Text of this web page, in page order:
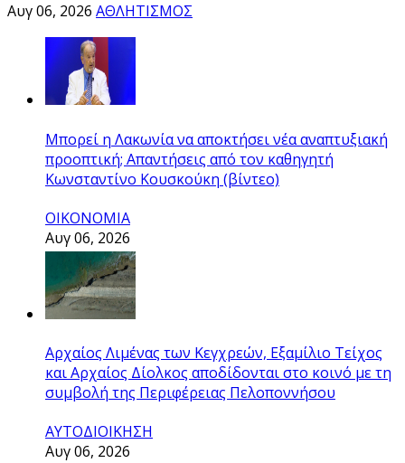
Αυγ 06, 2026 ΑΘΛΗΤΙΣΜΟΣ
Μπορεί η Λακωνία να αποκτήσει νέα αναπτυξιακή
προοπτική; Απαντήσεις από τον καθηγητή
Κωνσταντίνο Κουσκούκη (βίντεο)
ΟΙΚΟΝΟΜΙΑ
Αυγ 06, 2026
Αρχαίος Λιμένας των Κεγχρεών, Εξαμίλιο Τείχος
και Aρχαίος Δίολκος αποδίδονται στο κοινό με τη
συμβολή της Περιφέρειας Πελοποννήσου
ΑΥΤΟΔΙΟΙΚΗΣΗ
Αυγ 06, 2026